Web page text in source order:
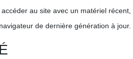
au site avec un matériel récent,
de dernière génération à jour.